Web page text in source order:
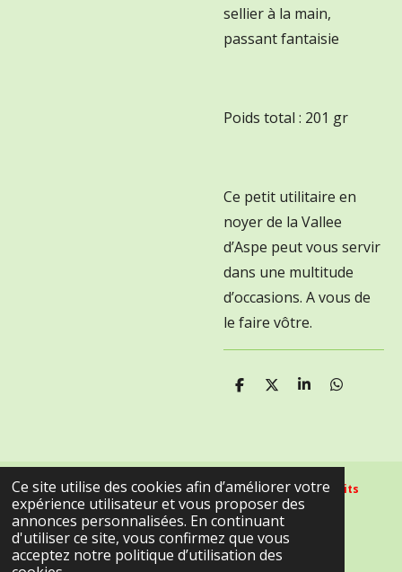
Ce site utilise des cookies afin d’améliorer votre
expérience utilisateur et vous proposer des
annonces personnalisées. En continuant
d'utiliser ce site, vous confirmez que vous
acceptez notre politique d’utilisation des
sellier à la main,
passant fantaisie
Poids total : 201 gr
Ce petit utilitaire en
noyer de la Vallee
d’Aspe peut vous servir
dans une multitude
d’occasions. A vous de
le faire vôtre.
P
r
P
r
P
r
P
Les photos qui figurent sur ce site sont de "Tous droits
réservés" -
© 2022 - 2Scouteaux.com
Propulsé par Webador